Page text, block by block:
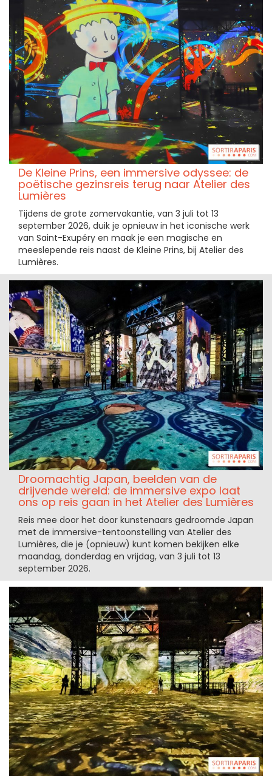
De Kleine Prins, een immersive odyssee: de
poëtische gezinsreis terug naar Atelier des
Lumières
Tijdens de grote zomervakantie, van 3 juli tot 13
september 2026, duik je opnieuw in het iconische werk
van Saint-Exupéry en maak je een magische en
meeslepende reis naast de Kleine Prins, bij Atelier des
Lumières.
Droomachtig Japan, beelden van de
drijvende wereld: de immersive expo laat
ons op reis gaan in het Atelier des Lumières
Reis mee door het door kunstenaars gedroomde Japan
met de immersive-tentoonstelling van Atelier des
Lumières, die je (opnieuw) kunt komen bekijken elke
maandag, donderdag en vrijdag, van 3 juli tot 13
september 2026.